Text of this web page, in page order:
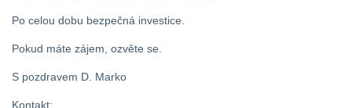
Po celou dobu bezpečná investice.
Pokud máte zájem, ozvěte se.
S pozdravem D. Marko
Kontakt: